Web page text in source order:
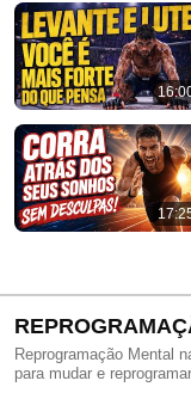
Reprogramação Mental
para mudar e